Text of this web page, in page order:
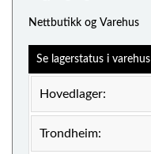
Nettbutikk og Varehus
Se lagerstatus i varehus
Hovedlager:
Trondheim: